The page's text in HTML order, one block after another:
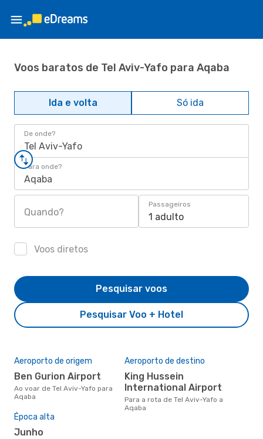
Voos baratos de Tel Aviv-Yafo para Aqaba
Ida e volta Só ida
De onde?
Tel Aviv-Yafo
Para onde?
Aqaba
Quando?
Passageiros
1 adulto
Voos diretos
Pesquisar Voo + Hotel
Pesquisar voos
Aeroporto de origem
Ben Gurion Airport
Ao voar de Tel Aviv-Yafo para
Aqaba
Aeroporto de destino
King Hussein
International Airport
Para a rota de Tel Aviv-Yafo a
Aqaba
Época alta
junho